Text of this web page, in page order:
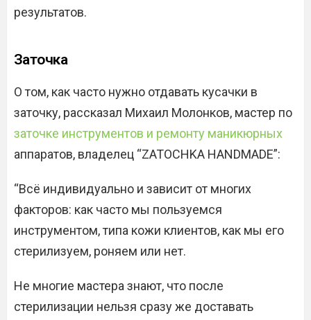
результатов.​
Заточка
О том, как часто нужно отдавать кусачки в
заточку, рассказал Михаил Молонков, мастер по
заточке инструментов и ремонту маникюрных
аппаратов, владелец “ZATOCHKA HANDMADE”:
“Всё индивидуально и зависит от многих
факторов: как часто мы пользуемся
инструментом, типа кожи клиентов, как мы его
стерилизуем, роняем или нет.
Не многие мастера знают, что после
стерилизации нельзя сразу же доставать